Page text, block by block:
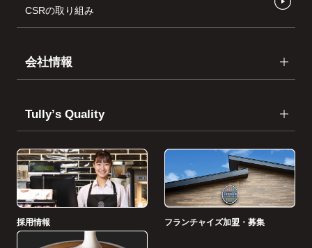
CSRの取り組み
会社情報
Tullyʼs Quality
採用情報 フランチャイズ加盟・募集